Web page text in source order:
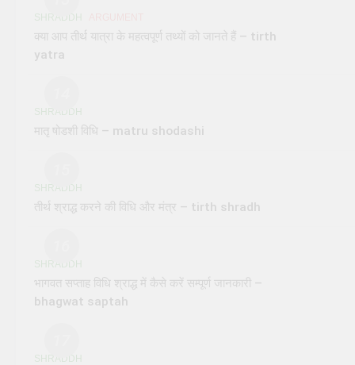
SHRADDH
क्या आप तीर्थ यात्रा के महत्वपूर्ण तथ्यों को जानते हैं – tirth
yatra
SHRADDH
मातृ षोडशी विधि – matru shodashi
SHRADDH
तीर्थ श्राद्ध करने की विधि और मंत्र – tirth shradh
SHRADDH
भागवत सप्ताह विधि श्राद्ध में कैसे करें सम्पूर्ण जानकारी –
bhagwat saptah
SHRADDH